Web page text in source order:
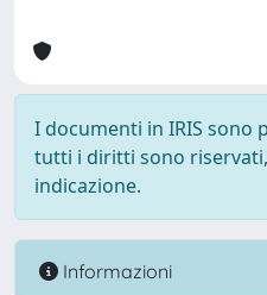
I documenti in IRIS sono
tutti i diritti sono
indicazione.
Informazioni